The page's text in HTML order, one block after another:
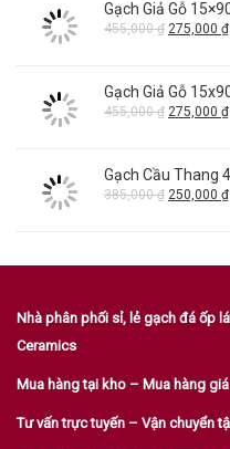
Gạch Giả Gỗ
455,000₫ 275,000 ₫
Gạch Giả Gỗ
455,000₫ 275,000 ₫
Gạch Cầu Thang
385,000₫ 250,000 ₫
Nhà phân phối sỉ, lẻ gạch đá ốp
Ceramics
Mua hàng tại kho – Mua hàng
Tư vấn trực tuyến – Vận chuyển